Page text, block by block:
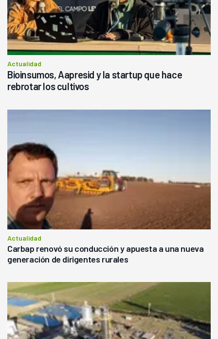
Actualidad
Bioinsumos, Aapresid y la startup que hace
rebrotar los cultivos
Actualidad
Carbap renovó su conducción y apuesta a una nueva
generación de dirigentes rurales